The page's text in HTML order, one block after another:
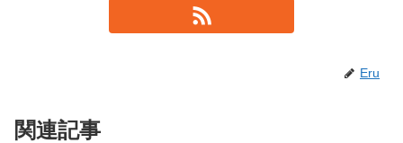
Eru
関連記事